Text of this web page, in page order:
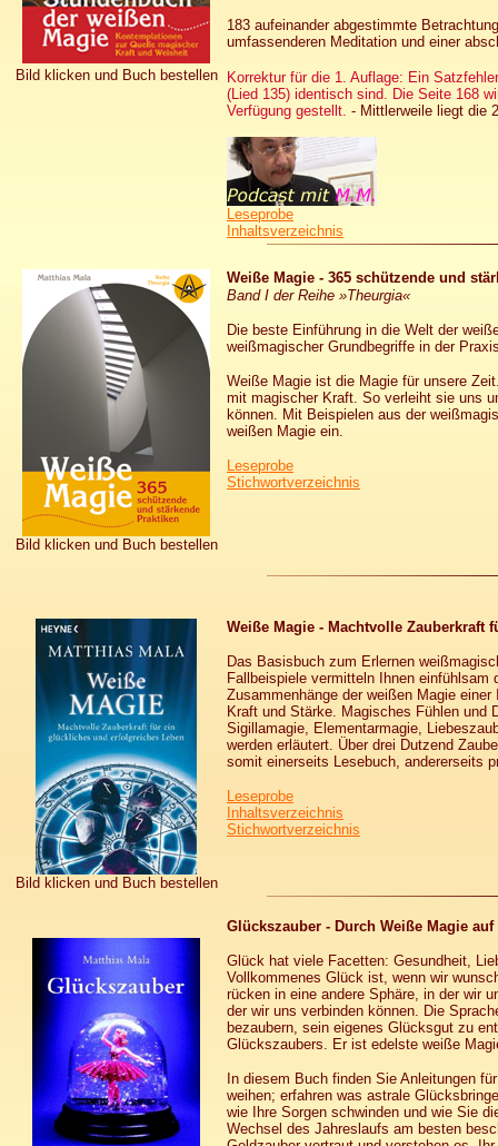
Bild klicken und Buch bestellen
183 aufeinander abgestimmte
umfassenderen Meditation und einer
Korrektur für die 1. Auflage: Ein
(Lied 135) identisch sind. Die Seite 168
Verfügung gestellt. - Mittlerweile liegt die
Leseprobe
Inhaltsverzeichnis
Bild klicken und Buch bestellen
Weiße Magie - 365 schützende und
Band I der Reihe »Theurgia«
Die beste Einführung in die Welt der
weißmagischer Grundbegriffe in der
Weiße Magie ist die Magie für unsere
mit magischer Kraft. So verleiht sie uns
können. Mit Beispielen aus der
weißen Magie ein.
Leseprobe
Stichwortverzeichnis
Bild klicken und Buch bestellen
Weiße Magie - Machtvolle
Das Basisbuch zum Erlernen
Fallbeispiele vermitteln Ihnen
Zusammenhänge der weißen Magie
Kraft und Stärke. Magisches Fühlen und
Sigillamagie, Elementarmagie,
werden erläutert. Über drei Dutzend
somit einerseits Lesebuch, andererseits
Leseprobe
Inhaltsverzeichnis
Stichwortverzeichnis
Glückszauber - Durch Weiße Magie
Glück hat viele Facetten: Gesundheit,
Vollkommenes Glück ist, wenn wir
rücken in eine andere Sphäre, in der wir
der wir uns verbinden können. Die
bezaubern, sein eigenes Glücksgut zu
Glückszaubers. Er ist edelste weiße
In diesem Buch finden Sie Anleitungen
weihen; erfahren was astrale
wie Ihre Sorgen schwinden und wie Sie
Wechsel des Jahreslaufs am besten